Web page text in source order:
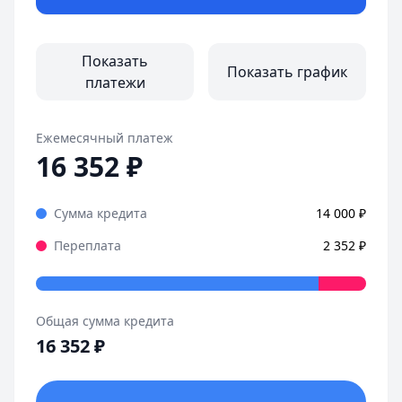
Страницы отзывов:
Показать
платежи
Показать график
Ежемесячный платеж
16 352₽
Сумма кредита 14 000 ₽
Переплата
2 352 ₽
Общая сумма кредита
16 352₽